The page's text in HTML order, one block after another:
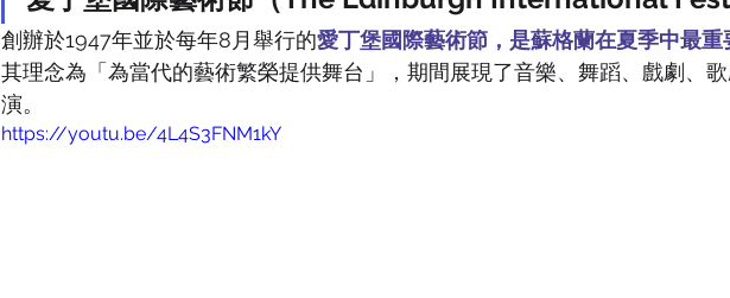
創辦於1947年並於每年8月舉行的愛丁堡國際藝術節，是蘇格蘭在夏季中最重
其理念為「為當代的藝術繁榮提供舞台」，期間展現了音樂、舞蹈、戲劇、
演。
https://youtu.be/4L4S3FNM1kY